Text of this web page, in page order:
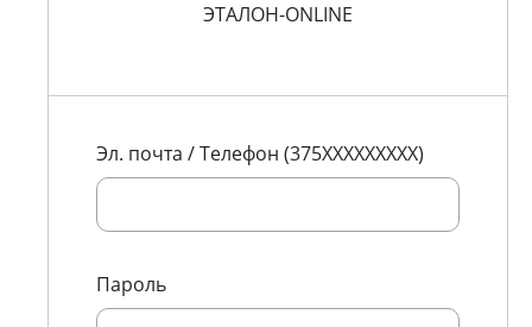
ЭТАЛОН-ONLINE
Эл. почта / Телефон (375XXXXXXXXX)
Пароль